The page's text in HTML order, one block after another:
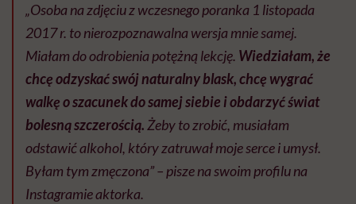
„Osoba na zdjęciu z wczesnego poranka 1 listopada
2017 r. to nierozpoznawalna wersja mnie samej.
Miałam do odrobienia potężną lekcję. Wiedziałam, że
chcę odzyskać swój naturalny blask, chcę wygrać
walkę o szacunek do samej siebie i obdarzyć świat
bolesną szczerością. Żeby to zrobić, musiałam
odstawić alkohol, który zatruwał moje serce i umysł.
Byłam tym zmęczona” – pisze na swoim profilu na
Instagramie aktorka.